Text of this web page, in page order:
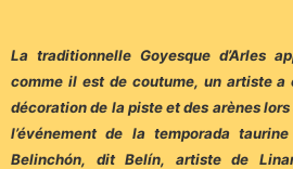
La traditionnelle Goyesque d’Arles
comme il est de coutume, un artiste
décoration de la piste et des arènes
l’événement de la temporada
Belinchón, dit Belín, artiste de